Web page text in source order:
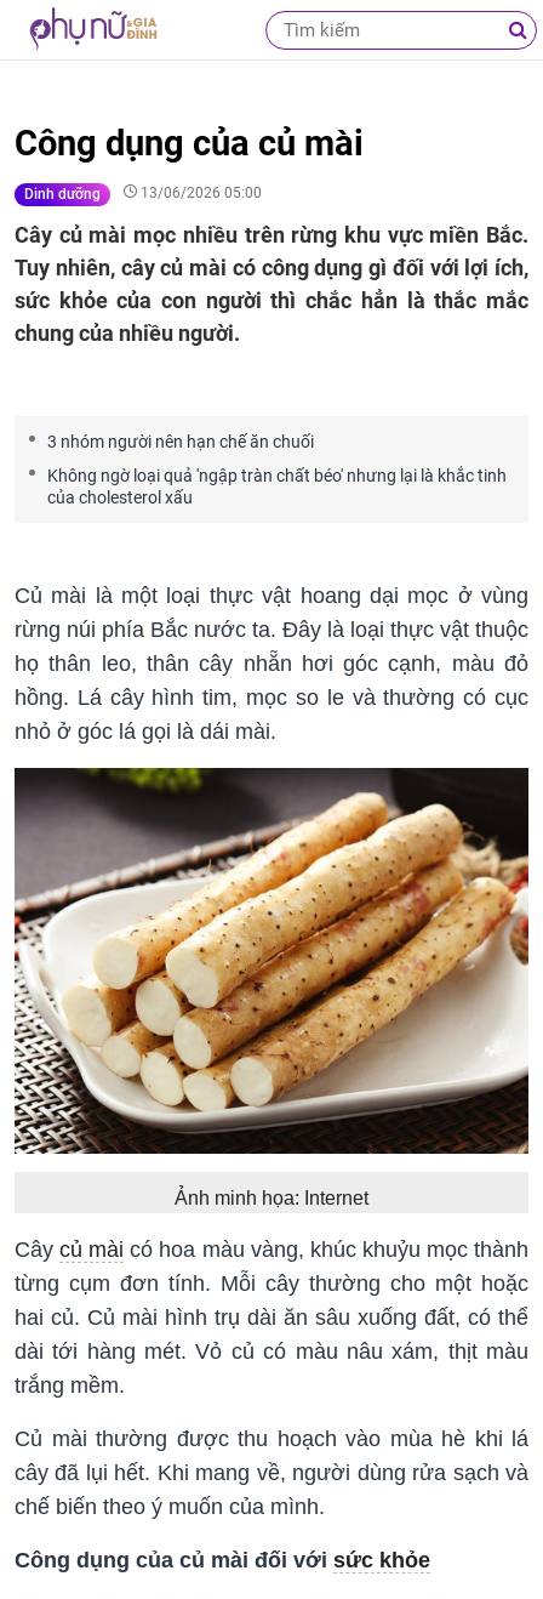
Công dụng của củ mài
Dinh dưỡng 13/06/2026 05:00
Cây củ mài mọc nhiều trên rừng khu vực miền Bắc.
Tuy nhiên, cây củ mài có công dụng gì đối với lợi ích,
sức khỏe của con người thì chắc hẳn là thắc mắc
chung của nhiều người.
3 nhóm người nên hạn chế ăn chuối
Không ngờ loại quả 'ngập tràn chất béo' nhưng lại là khắc tinh
của cholesterol xấu
Củ mài là một loại thực vật hoang dại mọc ở vùng
rừng núi phía Bắc nước ta. Đây là loại thực vật thuộc
họ thân leo, thân cây nhẵn hơi góc cạnh, màu đỏ
hồng. Lá cây hình tim, mọc so le và thường có cục
nhỏ ở góc lá gọi là dái mài.
Ảnh minh họa: Internet
Câycủ mài có hoa màu vàng, khúc khuỷu mọc thành
từng cụm đơn tính. Mỗi cây thường cho một hoặc
hai củ. Củ mài hình trụ dài ăn sâu xuống đất, có thể
dài tới hàng mét. Vỏ củ có màu nâu xám, thịt màu
trắng mềm.
Củ mài thường được thu hoạch vào mùa hè khi lá
cây đã lụi hết. Khi mang về, người dùng rửa sạch và
chế biến theo ý muốn của mình.
Công dụng của củ mài đối với sức khỏe